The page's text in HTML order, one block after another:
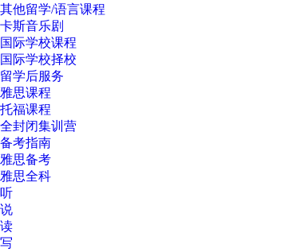
其他留学/语言课程
卡斯音乐剧
国际学校课程
国际学校择校
留学后服务
雅思课程
托福课程
全封闭集训营
备考指南
雅思备考
雅思全科
听
说
读
写